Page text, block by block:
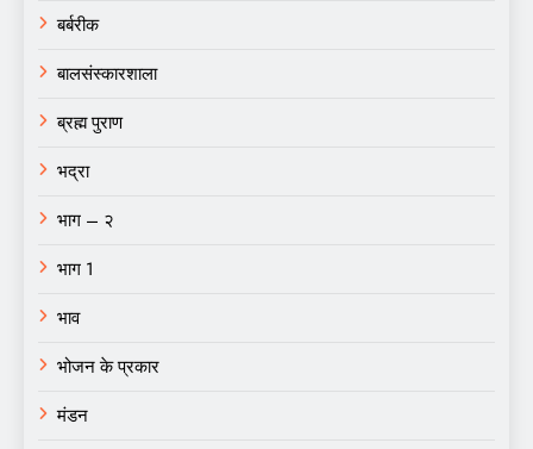
बर्बरीक
बालसंस्कारशाला
ब्रह्म पुराण
भद्रा
भाग – २
भाग 1
भाव
भोजन के प्रकार
मंडन